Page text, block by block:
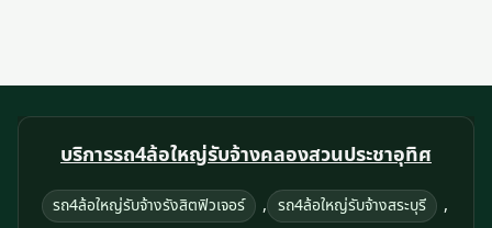
บริการรถ4ล้อใหญ่รับจ้างคลองสวนประชาอุทิศ
รถ4ล้อใหญ่รับจ้างรังสิตฟิวเจอร์ , รถ4ล้อใหญ่รับจ้างสระบุรี ,